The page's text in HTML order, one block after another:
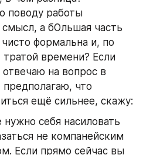
поводу работы
а бОльшая часть
формальна и, по
тратой времени? Если
отвечаю на вопрос в
предполагаю, что
ещё сильнее, скажу:
себя насиловать
не компанейским
Если прямо сейчас вы